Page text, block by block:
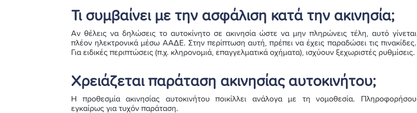
Τι συμβαίνει με την ασφάλιση κατά την ακινησία;
Αν θέλεις να δηλώσεις το αυτοκίνητο σε ακινησία ώστε να μην πληρώνεις τέλη, αυτό γίνεται
πλέον ηλεκτρονικά μέσω ΑΑΔΕ. Στην περίπτωση αυτή, πρέπει να έχεις παραδώσει τις πινακίδες.
Για ειδικές περιπτώσεις (π.χ. κληρονομιά, επαγγελματικά οχήματα), ισχύουν ξεχωριστές ρυθμίσεις.
Χρειάζεται παράταση ακινησίας αυτοκινήτου;
Η προθεσμία ακινησίας αυτοκινήτου ποικίλλει ανάλογα με τη νομοθεσία. Πληροφορήσου
εγκαίρως για τυχόν παράταση.